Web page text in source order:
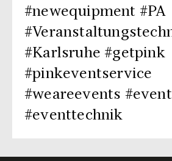
#newequipment #PA
#Karlsruhe #getpink
#pinkeventservice
#weareevents
#eventtechnik